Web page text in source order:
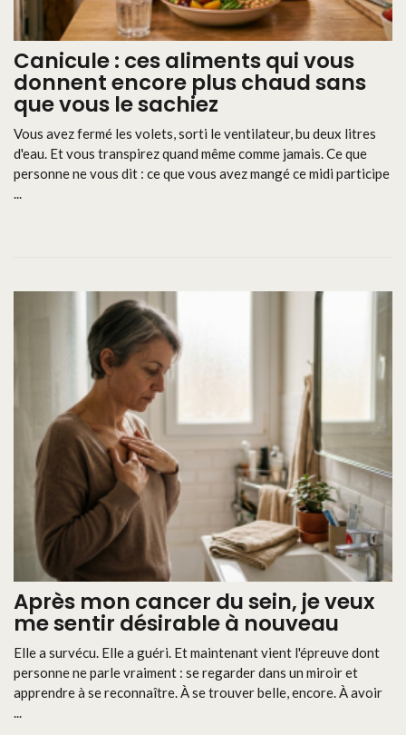
Canicule : ces aliments qui vous
donnent encore plus chaud sans
que vous le sachiez
Vous avez fermé les volets, sorti le ventilateur, bu deux litres
d'eau. Et vous transpirez quand même comme jamais. Ce que
personne ne vous dit : ce que vous avez mangé ce midi participe
...
Après mon cancer du sein, je veux
me sentir désirable à nouveau
Elle a survécu. Elle a guéri. Et maintenant vient l'épreuve dont
personne ne parle vraiment : se regarder dans un miroir et
apprendre à se reconnaître. À se trouver belle, encore. À avoir
...